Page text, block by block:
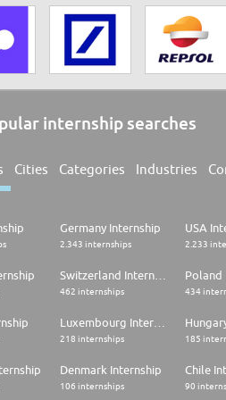
internship searches
Cities Categories Industries
Germany Internship
2.343 internships
USA
2.233
462 internships
Poland
434
218 internships 185
Denmark Internship
106 internships
Chile
90